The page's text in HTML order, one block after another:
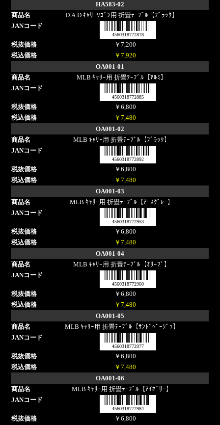
HA583-02
D.A.D ｷｬﾘｰﾜｺﾞﾝ用 折畳ﾃｰﾌﾞﾙ【ﾌﾞﾗｯｸ】
4560318772878
￥7,200
￥7,920
OA001-01
MLB ｷｬﾘｰ用 折畳ﾃｰﾌﾞﾙ【ｱﾙﾐ】
4560318772885
￥6,800
￥7,480
OA001-02
MLB ｷｬﾘｰ用 折畳ﾃｰﾌﾞﾙ【ﾌﾞﾗｯｸ】
4560318772892
￥6,800
￥7,480
OA001-03
MLB ｷｬﾘｰ用 折畳ﾃｰﾌﾞﾙ【ｱｰｽｸﾞﾚｰ】
4560318772953
￥6,800
￥7,480
OA001-04
MLB ｷｬﾘｰ用 折畳ﾃｰﾌﾞﾙ【ｵﾘｰﾌﾞ】
4560318772960
￥6,800
￥7,480
OA001-05
MLB ｷｬﾘｰ用 折畳ﾃｰﾌﾞﾙ【ｻﾝﾄﾞﾍﾞｰｼﾞｭ】
4560318772977
￥6,800
￥7,480
OA001-06
MLB ｷｬﾘｰ用 折畳ﾃｰﾌﾞﾙ【ｱｲﾎﾞﾘｰ】
4560318772984
￥6,800